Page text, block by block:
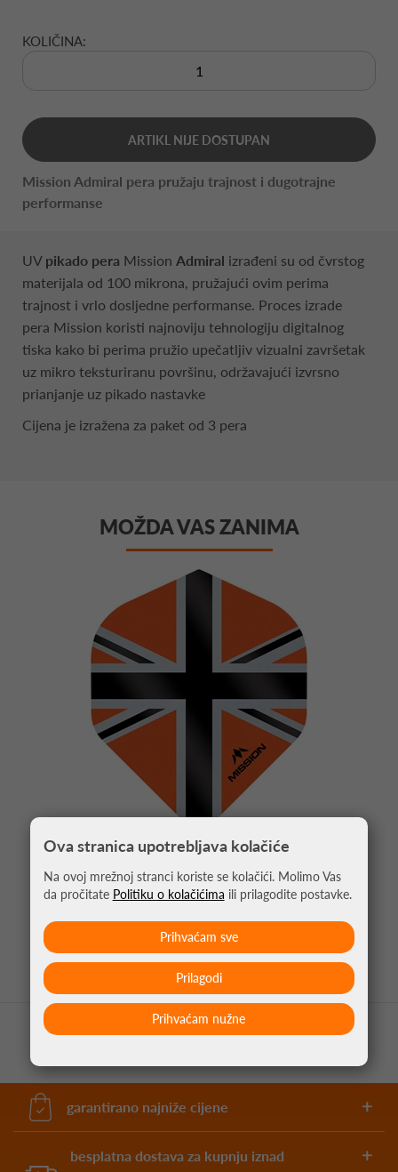
KOLIČINA:
ARTIKL NIJE DOSTUPAN
Mission Admiral pera pružaju trajnost i dugotrajne
performanse
UV pikado pera Mission Admiral izrađeni su od čvrstog
materijala od 100 mikrona, pružajući ovim perima
trajnost i vrlo dosljedne performanse. Proces izrade
pera Mission koristi najnoviju tehnologiju digitalnog
tiska kako bi perima pružio upečatljiv vizualni završetak
uz mikro teksturiranu površinu, održavajući izvrsno
prianjanje uz pikado nastavke
Cijena je izražena za paket od 3 pera
MOŽDA VAS ZANIMA
PIKADO PERA ALLIANCE UNION JACK
NARANČASTA NO2
1,05 €
garantirano najniže cijene
besplatna dostava za kupnju iznad
Ova stranica upotrebljava kolačiće
Na ovoj mrežnoj stranci koriste se kolačići. Molimo Vas
da pročitate Politiku o kolačićima ili prilagodite postavke.
Prihvaćam nužne
Prilagodi
Prihvaćam sve